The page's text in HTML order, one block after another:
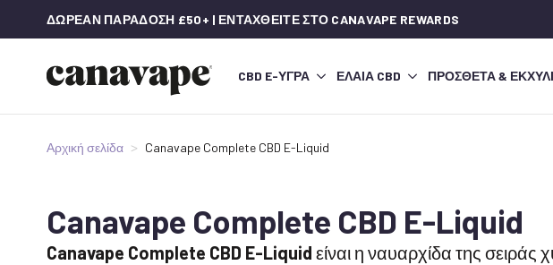
ΔΩΡΕΆΝ ΠΑΡΆΔΟΣΗ £50+ | ΕΝΤΑΧΘΕΊΤΕ ΣΤΟ CANAVAPE REWARDS
CBD E-ΥΓΡΆ ΈΛΑΙΑ CBD ΠΡΌΣΘΕΤΑ &
Αρχική σελίδα Canavape Complete CBD E-Liquid
Canavape Complete CBD E-Liquid
Canavape Complete CBD E-Liquid είναι η ναυαρχίδα της